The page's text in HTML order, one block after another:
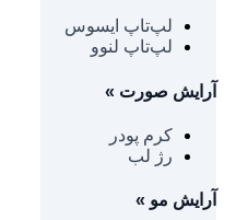
لپ‌تاپ ایسوس
لپ‌تاپ لنوو
آرایش صورت »
کرم پودر
رژ لب
آرایش مو »